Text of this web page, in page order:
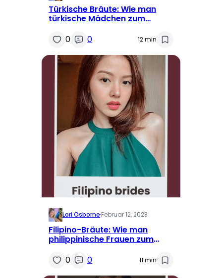
Türkische Bräute: Wie man
türkische Mädchen zum
0
0 12 min
Lori Osborne·Februar 12, 2023
Filipino-Bräute: Wie man
philippinische Frauen zum
0
0 11 min